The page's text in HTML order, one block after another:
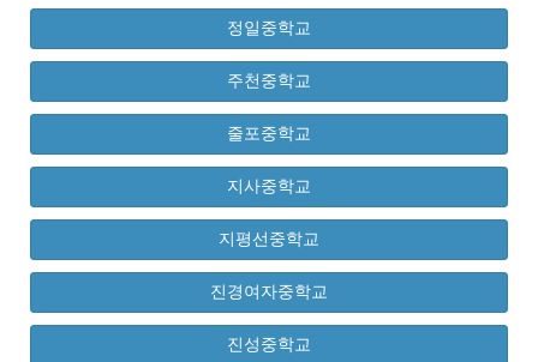
정일중학교
주천중학교
줄포중학교
지사중학교
지평선중학교
진경여자중학교
진성중학교